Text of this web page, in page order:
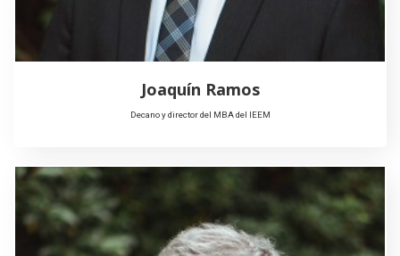
Joaquín Ramos
Decano y director del MBA del IEEM